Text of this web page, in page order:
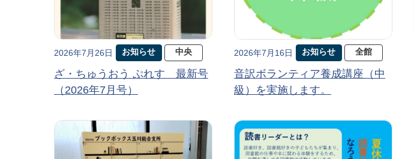
2026年7月26日 お知らせ 中央
ざ・ちゅうおう ぷれす 最新号
（2026年7月号）
2026年7月16日 お知らせ 全館
音訳ボランティア養成講座（中
級）を実施します。